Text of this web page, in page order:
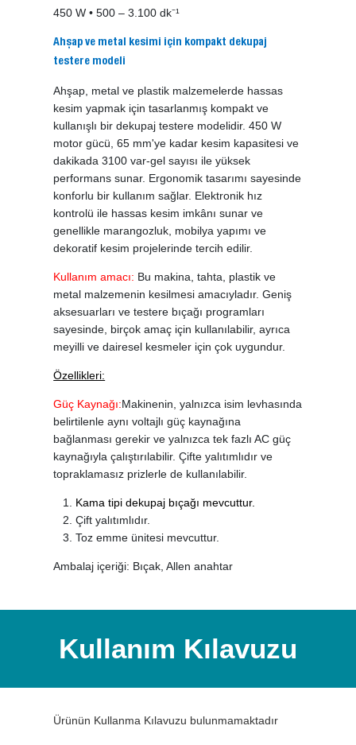
450 W • 500 – 3.100 dk⁻¹
Ahşap ve metal kesimi için kompakt dekupaj
testere modeli
Ahşap, metal ve plastik malzemelerde hassas
kesim yapmak için tasarlanmış kompakt ve
kullanışlı bir dekupaj testere modelidir. 450 W
motor gücü, 65 mm'ye kadar kesim kapasitesi ve
dakikada 3100 var-gel sayısı ile yüksek
performans sunar. Ergonomik tasarımı sayesinde
konforlu bir kullanım sağlar. Elektronik hız
kontrolü ile hassas kesim imkânı sunar ve
genellikle marangozluk, mobilya yapımı ve
dekoratif kesim projelerinde tercih edilir.
Kullanım amacı: Bu makina, tahta, plastik ve
metal malzemenin kesilmesi amacıyladır. Geniş
aksesuarları ve testere bıçağı programları
sayesinde, birçok amaç için kullanılabilir, ayrıca
meyilli ve dairesel kesmeler için çok uygundur.
Özellikleri:
Güç Kaynağı:Makinenin, yalnızca isim levhasında
belirtilenle aynı voltajlı güç kaynağına
bağlanması gerekir ve yalnızca tek fazlı AC güç
kaynağıyla çalıştırılabilir. Çifte yalıtımlıdır ve
topraklamasız prizlerle de kullanılabilir.
Kama tipi dekupaj bıçağı mevcuttur.
Çift yalıtımlıdır.
Toz emme ünitesi mevcuttur.
Ambalaj içeriği: Bıçak, Allen anahtar
Kullanım Kılavuzu
Ürünün Kullanma Kılavuzu bulunmamaktadır